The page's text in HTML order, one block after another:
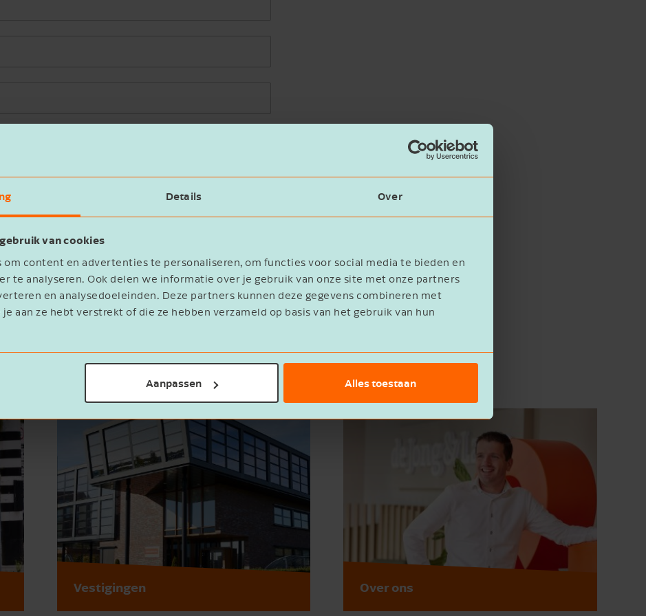
Details Over
van cookies
om content en advertenties te personaliseren, om functies voor social media te bieden en
te analyseren. Ook delen we informatie over je gebruik van onze site met onze partners
en analysedoeleinden. Deze partners kunnen deze gegevens combineren met
aan ze hebt verstrekt of die ze hebben verzameld op basis van het gebruik van hun
Aanpassen Alles toestaan
statement
Vestigingen Over ons